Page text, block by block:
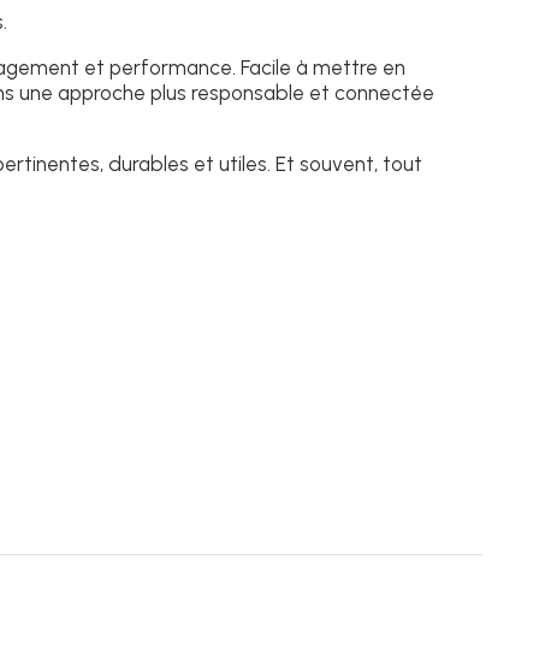
et performance. Facile à mettre en
une approche plus responsable et connectée
durables et utiles. Et souvent, tout